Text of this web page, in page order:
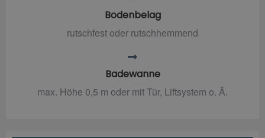
Bodenbelag
rutschfest oder rutschhemmend
Badewanne
max. Höhe 0,5 m oder mit Tür, Liftsystem o. Ä.